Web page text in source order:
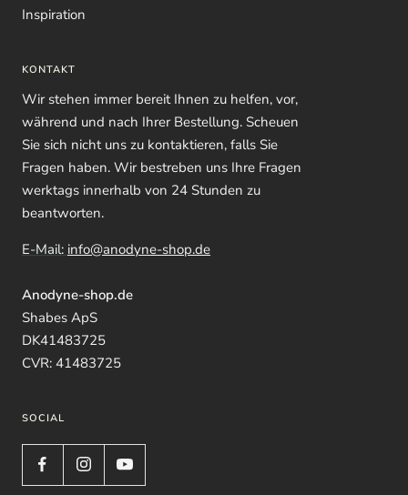
Inspiration
KONTAKT
Wir stehen immer bereit Ihnen zu helfen, vor,
während und nach Ihrer Bestellung. Scheuen
Sie sich nicht uns zu kontaktieren, falls Sie
Fragen haben. Wir bestreben uns Ihre Fragen
werktags innerhalb von 24 Stunden zu
beantworten.
E-Mail: info@anodyne-shop.de
Anodyne-shop.de
Shabes ApS
DK41483725
CVR: 41483725
SOCIAL